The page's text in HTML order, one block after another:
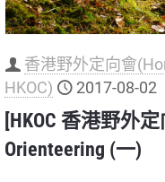
香港野外定向會
HKOC)
2017-08-02
[HKOC 香港野外
Orienteering (一)